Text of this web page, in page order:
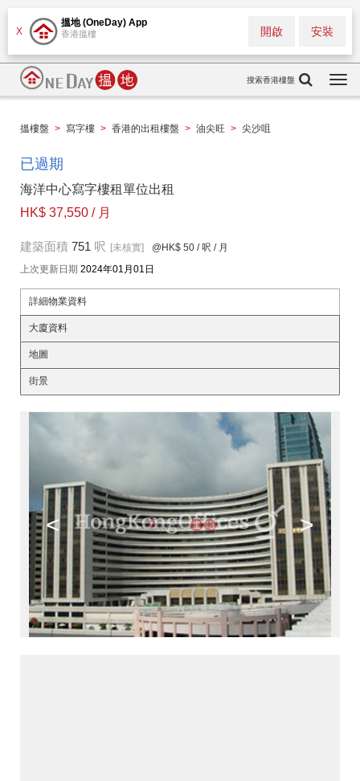
X
搵地 (OneDay) App
香港搵樓 安裝
開啟
搜索香港樓盤
搵樓盤 > 寫字樓 > 香港的出租樓盤 > 油尖旺 > 尖沙咀
已過期
海洋中心寫字樓租單位出租
HK$ 37,550 / 月
建築面積 751 呎 [未核實] @HK$ 50 / 呎 / 月
上次更新日期 2024年01月01日
詳細物業資料
大廈資料
地圖
街景
< >